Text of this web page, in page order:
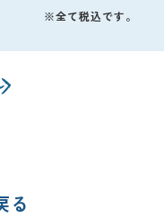
※全て税込です。
る